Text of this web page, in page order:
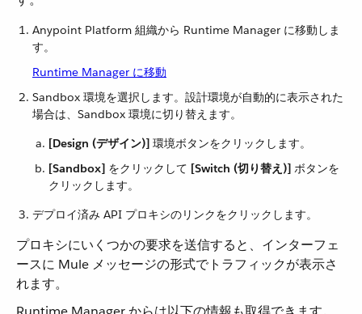
Anypoint Platform 組織から Runtime Manager に移動しま
す。
Runtime Manager に移動
Sandbox 環境を選択します。設計環境が自動的に表示された
場合は、Sandbox 環境に切り替えます。
[Design (デザイン)] ​ 環境ボタンをクリックします。
[Sandbox] ​ をクリックして ​ [Switch (切り替え)] ​ ボタンを
クリックします。
デプロイ済み API プロキシのリンクをクリックします。
プロキシにいくつかの要求を送信すると、インターフェ
ースに Mule メッセージの形式でトラフィックが表示さ
れます。